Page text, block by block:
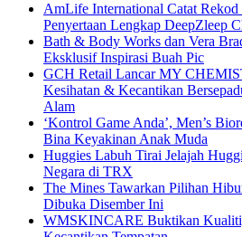
AmLife International Catat
Penyertaan Lengkap DeepZleep
Bath & Body Works dan Vera
Eksklusif Inspirasi Buah Pic
GCH Retail Lancar MY
Kesihatan & Kecantikan
Alam
‘Kontrol Game Anda’, Men’s
Bina Keyakinan Anak Muda
Huggies Labuh Tirai Jelajah
Negara di TRX
The Mines Tawarkan Pilihan
Dibuka Disember Ini
WMSKINCARE Buktikan Kualiti,